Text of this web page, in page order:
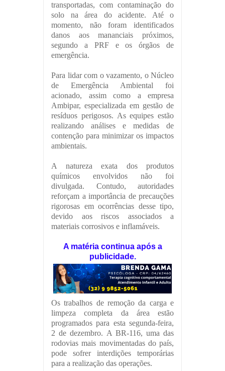
transportadas, com contaminação do
solo na área do acidente. Até o
momento, não foram identificados
danos aos mananciais próximos,
segundo a PRF e os órgãos de
emergência.
Para lidar com o vazamento, o Núcleo
de Emergência Ambiental foi
acionado, assim como a empresa
Ambipar, especializada em gestão de
resíduos perigosos. As equipes estão
realizando análises e medidas de
contenção para minimizar os impactos
ambientais.
A natureza exata dos produtos
químicos envolvidos não foi
divulgada. Contudo, autoridades
reforçam a importância de precauções
rigorosas em ocorrências desse tipo,
devido aos riscos associados a
materiais corrosivos e inflamáveis.
A matéria continua após a
publicidade.
Os trabalhos de remoção da carga e
limpeza completa da área estão
programados para esta segunda-feira,
2 de dezembro. A BR-116, uma das
rodovias mais movimentadas do país,
pode sofrer interdições temporárias
para a realização das operações.